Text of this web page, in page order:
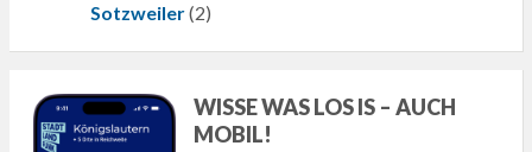
Sotzweiler(2)
WISSE WAS LOS IS – AUCH
MOBIL!